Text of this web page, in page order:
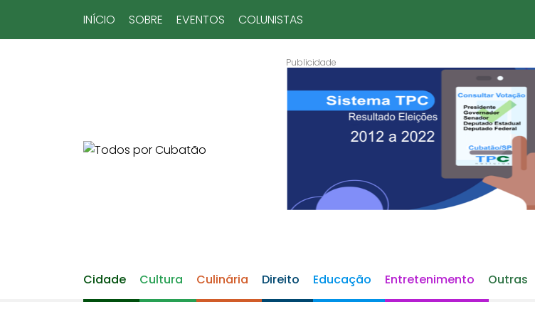
INÍCIO SOBRE EVENTOS COLUNISTAS
Cidade Cultura Culinária Direito Educação Entretenimento Outras